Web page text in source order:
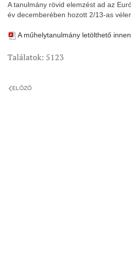
A tanulmány rövid elemzést ad az
év decemberében hozott 2/13-as
A műhelytanulmány letölthető innen.
Találatok: 5123
ELŐZŐ